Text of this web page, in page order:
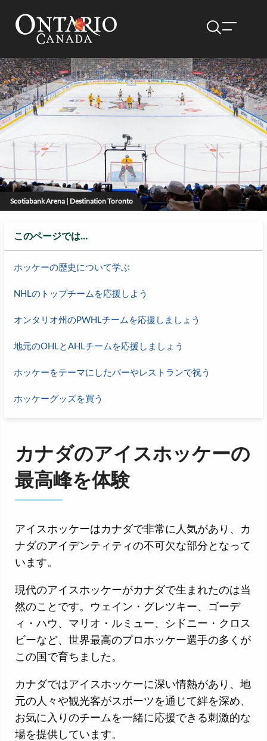
Scotiabank Arena | Destination Toronto
このページでは…
ホッケーの歴史について学ぶ
NHLのトップチームを応援しよう
オンタリオ州のPWHLチームを応援しましょう
地元のOHLとAHLチームを応援しましょう
ホッケーをテーマにしたバーやレストランで祝う
ホッケーグッズを買う
カナダのアイスホッケーの
最高峰を体験
アイスホッケーはカナダで非常に人気があり、カ
ナダのアイデンティティの不可欠な部分となって
います。
現代のアイスホッケーがカナダで生まれたのは当
然のことです。ウェイン・グレツキー、ゴーデ
ィ・ハウ、マリオ・ルミュー、シドニー・クロス
ビーなど、世界最高のプロホッケー選手の多くが
この国で育ちました。
カナダではアイスホッケーに深い情熱があり、地
元の人々や観光客がスポーツを通じて絆を深め、
お気に入りのチームを一緒に応援できる刺激的な
場を提供しています。